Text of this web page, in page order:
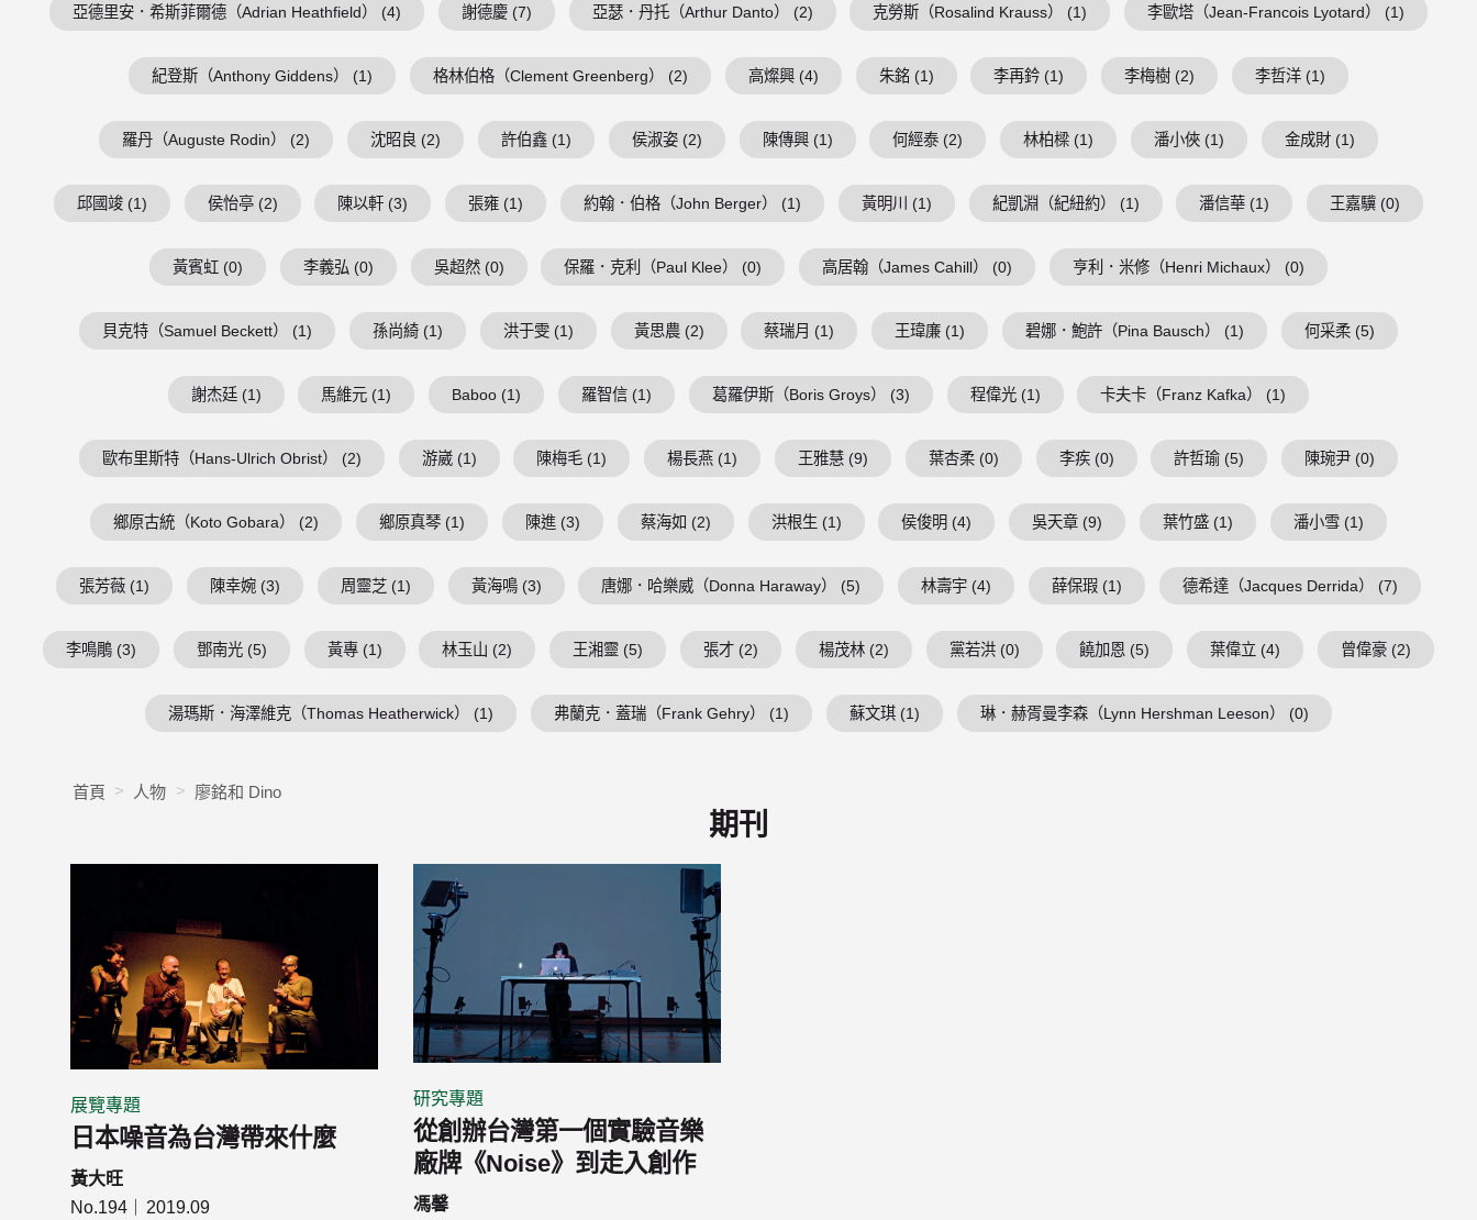
亞德里安．希斯菲爾德（Adrian Heathfield） (4) 謝德慶 (7) 亞瑟．丹托（Arthur Danto） (2) 克勞斯（Rosalind Krauss） (1) 李歐塔（Jean-Francois Lyotard） (1)
紀登斯（Anthony Giddens） (1) 格林伯格（Clement Greenberg） (2) 高燦興 (4) 朱銘 (1) 李再鈐 (1) 李梅樹 (2) 李哲洋 (1)
羅丹（Auguste Rodin） (2) 沈昭良 (2) 許伯鑫 (1) 侯淑姿 (2) 陳傳興 (1) 何經泰 (2) 林柏樑 (1) 潘小俠 (1) 金成財 (1)
邱國竣 (1) 侯怡亭 (2) 陳以軒 (3) 張雍 (1) 約翰．伯格（John Berger） (1) 黃明川 (1) 紀凱淵（紀紐約） (1) 潘信華 (1) 王嘉驥 (0)
黃賓虹 (0) 李義弘 (0) 吳超然 (0) 保羅．克利（Paul Klee） (0) 高居翰（James Cahill） (0) 亨利．米修（Henri Michaux） (0)
貝克特（Samuel Beckett） (1) 孫尚綺 (1) 洪于雯 (1) 黃思農 (2) 蔡瑞月 (1) 王瑋廉 (1) 碧娜．鮑許（Pina Bausch） (1) 何采柔 (5)
謝杰廷 (1) 馬維元 (1) Baboo (1) 羅智信 (1) 葛羅伊斯（Boris Groys） (3) 程偉光 (1) 卡夫卡（Franz Kafka） (1)
歐布里斯特（Hans-Ulrich Obrist） (2) 游崴 (1) 陳梅毛 (1) 楊長燕 (1) 王雅慧 (9) 葉杏柔 (0) 李疾 (0) 許哲瑜 (5) 陳琬尹 (0)
鄉原古統（Koto Gobara） (2) 鄉原真琴 (1) 陳進 (3) 蔡海如 (2) 洪根生 (1) 侯俊明 (4) 吳天章 (9) 葉竹盛 (1) 潘小雪 (1)
張芳薇 (1) 陳幸婉 (3) 周靈芝 (1) 黃海鳴 (3) 唐娜．哈樂威（Donna Haraway） (5) 林壽宇 (4) 薛保瑕 (1) 德希達（Jacques Derrida） (7)
李鳴鵰 (3) 鄧南光 (5) 黃專 (1) 林玉山 (2) 王湘靈 (5) 張才 (2) 楊茂林 (2) 黨若洪 (0) 饒加恩 (5) 葉偉立 (4) 曾偉豪 (2)
湯瑪斯．海澤維克（Thomas Heatherwick） (1) 弗蘭克．蓋瑞（Frank Gehry） (1) 蘇文琪 (1) 琳．赫胥曼李森（Lynn Hershman Leeson） (0)
首頁 人物 廖銘和 Dino
期刊
展覽專題
日本噪音為台灣帶來什麼
黃大旺
No.194
2019.09
研究專題
從創辦台灣第一個實驗音樂
廠牌《Noise》到走入創作
馮馨